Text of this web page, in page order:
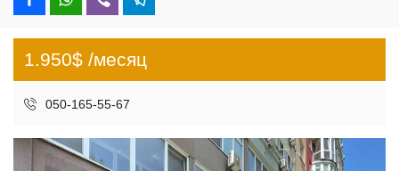
1.950$ /месяц
050-165-55-67